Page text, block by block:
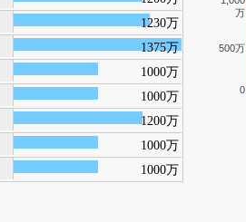
1230万
1375万
1000万
1000万
1200万
1000万
1000万
0
500万
万